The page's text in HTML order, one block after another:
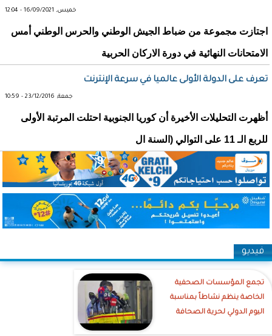
خميس, 16/09/2021 - 12:04
اجتازت مجموعة من ضباط الجيش الوطني والحرس الوطني أمس
الامتحانات النهائية في دورة الاركان الحربية
تعرف على الدولة الأولى عالميا في سرعة الإنترنت
جمعة, 23/12/2016 - 10:59
أظهرت التحليلات الأخيرة أن كوريا الجنوبية احتلت المرتبة الأولى
للربع الـ 11 على التوالي (السنة ال
فيديو
تجمع المؤسسات الصحفية
الخاصة ينظم نشاطاً بمناسبة
اليوم الدولي لحرية الصحافة